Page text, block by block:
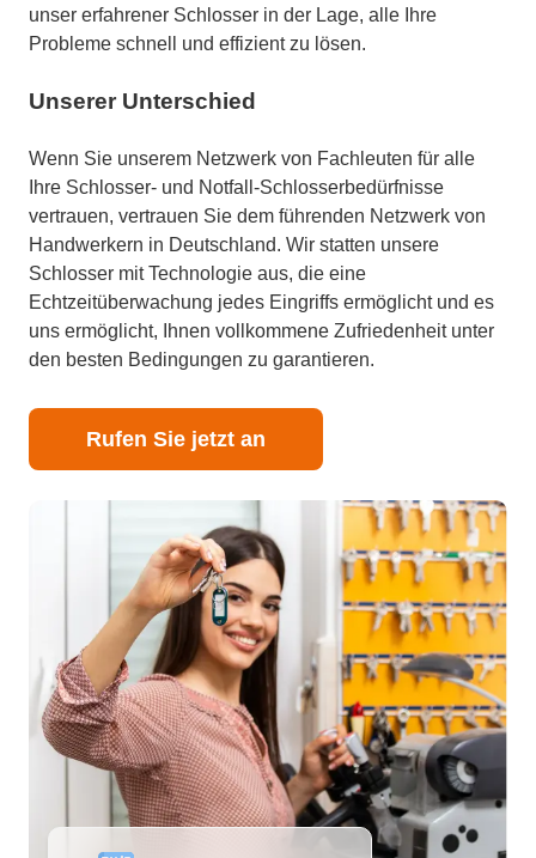
unser erfahrener Schlosser in der Lage, alle Ihre
Probleme schnell und effizient zu lösen.
Unserer Unterschied
Wenn Sie unserem Netzwerk von Fachleuten für alle
Ihre Schlosser- und Notfall-Schlosserbedürfnisse
vertrauen, vertrauen Sie dem führenden Netzwerk von
Handwerkern in Deutschland. Wir statten unsere
Schlosser mit Technologie aus, die eine
Echtzeitüberwachung jedes Eingriffs ermöglicht und es
uns ermöglicht, Ihnen vollkommene Zufriedenheit unter
den besten Bedingungen zu garantieren.
Rufen Sie jetzt an